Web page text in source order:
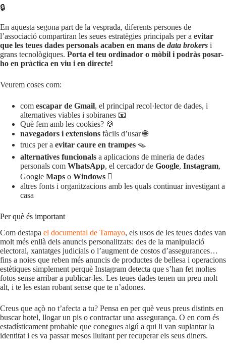
🔒
En aquesta segona part de la vesprada, diferents persones de
l’associació compartiran les seues estratègies principals per a evitar
que les teues dades personals acaben en mans de data brokers i
grans tecnològiques. Porta el teu ordinador o mòbil i podràs posar-
ho en pràctica en viu i en directe!
Veurem coses com:
com escapar de Gmail, el principal recol·lector de dades, i
alternatives viables i sobiranes 📧
Què fem amb les cookies? 🍪
navegadors i extensions fàcils d’usar 🌐
trucs per a evitar caure en trampes 🪤
alternatives funcionals a aplicacions de mineria de dades
personals com WhatsApp, el cercador de Google, Instagram,
Google Maps o Windows 🫆
altres fonts i organitzacions amb les quals continuar investigant a
casa
Per què és important
Com destapa el documental de Tamayo, els usos de les teues dades van
molt més enllà dels anuncis personalitzats: des de la manipulació
electoral, xantatges judicials o l’augment de costos d’assegurances…
fins a noies que reben més anuncis de productes de bellesa i operacions
estètiques simplement perquè Instagram detecta que s’han fet moltes
fotos sense arribar a publicar-les. Les teues dades tenen un preu molt
alt, i te les estan robant sense que te n’adones.
Creus que açò no t’afecta a tu? Pensa en per què veus preus distints en
buscar hotel, llogar un pis o contractar una assegurança. O en com és
estadísticament probable que conegues algú a qui li van suplantar la
identitat i es va passar mesos lluitant per recuperar els seus diners.